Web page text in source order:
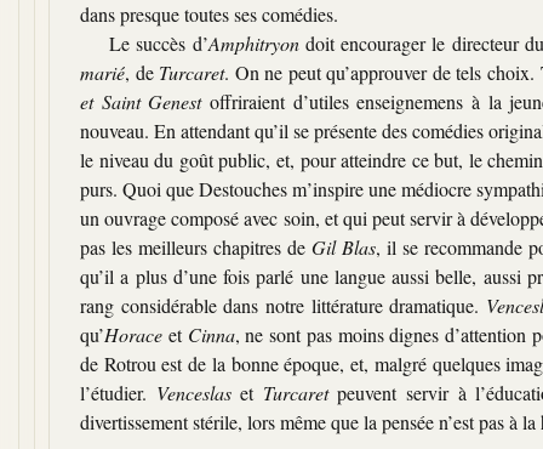
dans presque toutes ses comédies.
Le succès d’Amphitryondoit encourager le directeur
marié, de Turcaret. On ne peut qu’approuver de tels
et Saint Genestoffriraient d’utiles enseignemens à la
nouveau. En attendant qu’il se présente des comédies
le niveau du goût public, et, pour atteindre ce but, le
purs. Quoi que Destouches m’inspire une médiocre
un ouvrage composé avec soin, et qui peut servir à
pas les meilleurs chapitres de Gil Blas, il se recommande
qu’il a plus d’une fois parlé une langue aussi belle, aussi
rang considérable dans notre littérature dramatique.
qu’Horace et Cinna, ne sont pas moins dignes d’attention
de Rotrou est de la bonne époque, et, malgré quelques
l’étudier. Venceslaset Turcaretpeuvent servir à
divertissement stérile, lors même que la pensée n’est pas à